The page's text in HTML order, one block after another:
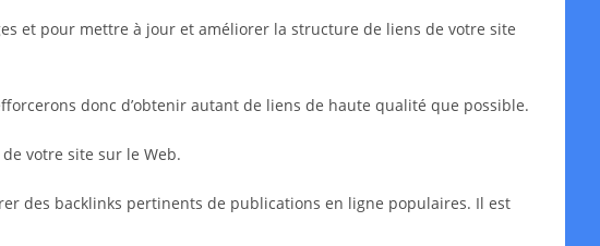
et pour mettre à jour et améliorer la structure de liens de votre site
donc d’obtenir autant de liens de haute qualité que possible.
votre site sur le Web.
des backlinks pertinents de publications en ligne populaires. Il est